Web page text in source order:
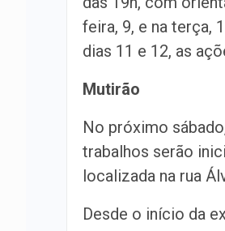
feira, 9, e na terça,
dias 11 e 12, as
Mutirão
No próximo
trabalhos serão
localizada na rua
Desde o início da